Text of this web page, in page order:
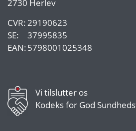
2730 Herlev
CVR:29190623
SE:
37995835
EAN:5798001025348
Vi tilslutter os
Kodeks for God